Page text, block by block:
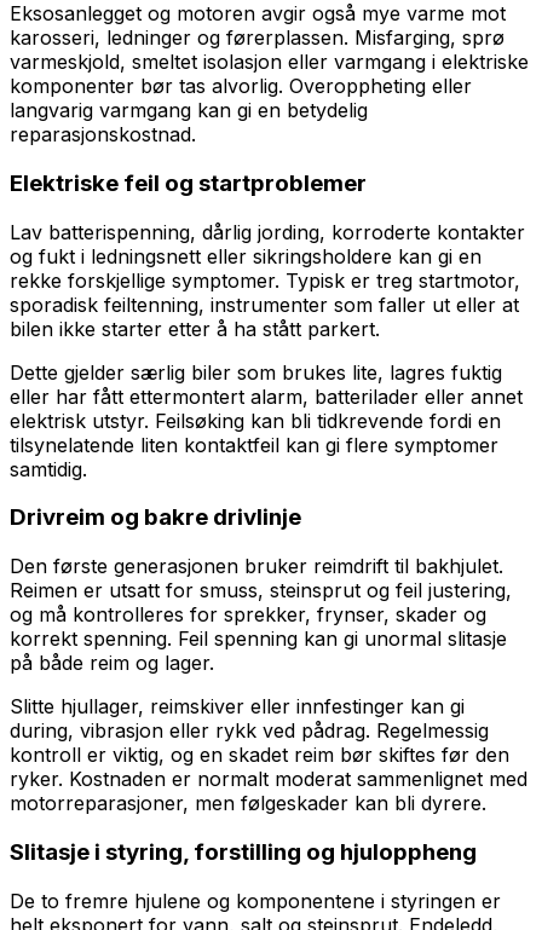
Eksosanlegget og motoren avgir også mye varme mot
karosseri, ledninger og førerplassen. Misfarging, sprø
varmeskjold, smeltet isolasjon eller varmgang i elektriske
komponenter bør tas alvorlig. Overoppheting eller
langvarig varmgang kan gi en betydelig
reparasjonskostnad.
Elektriske feil og startproblemer
Lav batterispenning, dårlig jording, korroderte kontakter
og fukt i ledningsnett eller sikringsholdere kan gi en
rekke forskjellige symptomer. Typisk er treg startmotor,
sporadisk feiltenning, instrumenter som faller ut eller at
bilen ikke starter etter å ha stått parkert.
Dette gjelder særlig biler som brukes lite, lagres fuktig
eller har fått ettermontert alarm, batterilader eller annet
elektrisk utstyr. Feilsøking kan bli tidkrevende fordi en
tilsynelatende liten kontaktfeil kan gi flere symptomer
samtidig.
Drivreim og bakre drivlinje
Den første generasjonen bruker reimdrift til bakhjulet.
Reimen er utsatt for smuss, steinsprut og feil justering,
og må kontrolleres for sprekker, frynser, skader og
korrekt spenning. Feil spenning kan gi unormal slitasje
på både reim og lager.
Slitte hjullager, reimskiver eller innfestinger kan gi
during, vibrasjon eller rykk ved pådrag. Regelmessig
kontroll er viktig, og en skadet reim bør skiftes før den
ryker. Kostnaden er normalt moderat sammenlignet med
motorreparasjoner, men følgeskader kan bli dyrere.
Slitasje i styring, forstilling og hjuloppheng
De to fremre hjulene og komponentene i styringen er
helt eksponert for vann, salt og steinsprut. Endeledd,